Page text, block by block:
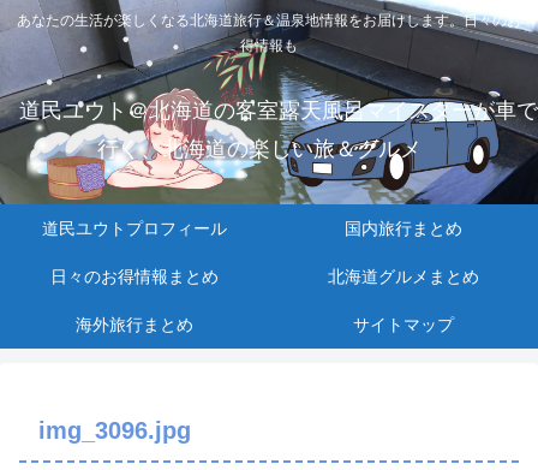
あなたの生活が楽しくなる北海道旅行＆温泉地情報をお届けします。日々のお
得情報も
道民ユウト＠北海道の客室露天風呂マイスターが車で
行く、北海道の楽しい旅＆グルメ
道民ユウトプロフィール 国内旅行まとめ
日々のお得情報まとめ 北海道グルメまとめ
海外旅行まとめ サイトマップ
img_3096.jpg